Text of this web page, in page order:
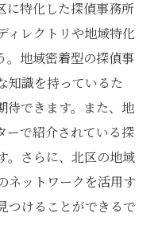
べき法律的情報
偵の効果的な活用
情報と質問
ニケーション方法
成功するための戦
の活用法
しのアプローチ
に特化した探偵事務所
ィレクトリや地域特化
。地域密着型の探偵事
知識を持っているた
待できます。また、地
ーで紹介されている探
。さらに、北区の地域
ネットワークを活用す
つけることができるで